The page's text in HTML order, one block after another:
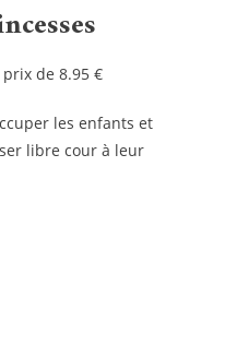
de 8.95 €
les enfants et
libre cour à leur